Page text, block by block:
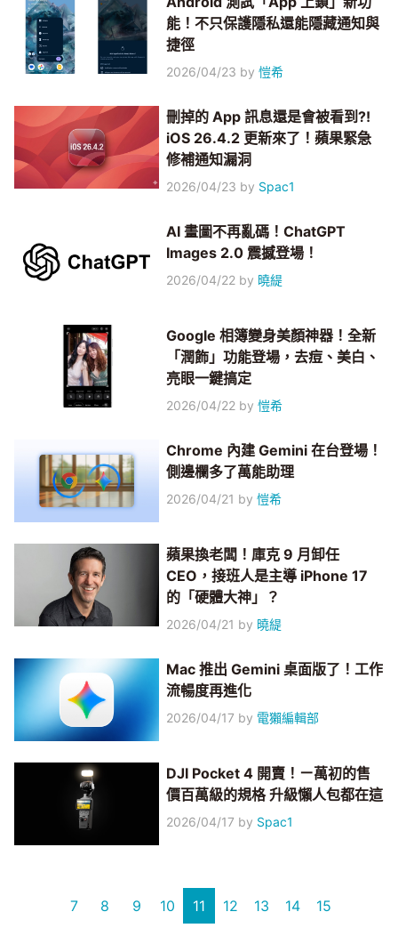
能！不只保護隱私還能隱藏通知與
捷徑
2026/04/23 by愷希
刪掉的 App 訊息還是會被看到?!
iOS 26.4.2 更新來了！蘋果緊急
修補通知漏洞
2026/04/23 by Spac1
AI 畫圖不再亂碼！ChatGPT
Images 2.0 震撼登場！
2026/04/22 by 曉緹
Google 相簿變身美顏神器！全新
「潤飾」功能登場，去痘、美白、
亮眼一鍵搞定
2026/04/22 by愷希
Chrome 內建 Gemini 在台登場！
側邊欄多了萬能助理
2026/04/21 by愷希
蘋果換老闆！庫克 9 月卸任
CEO，接班人是主導 iPhone 17
的「硬體大神」？
2026/04/21 by 曉緹
Mac 推出 Gemini 桌面版了！工作
流暢度再進化
2026/04/17 by 電獺編輯部
DJI Pocket 4 開賣！ㄧ萬初的售
價百萬級的規格 升級懶人包都在這
2026/04/17 by Spac1
7 8 9 10 11 12 13 14 15